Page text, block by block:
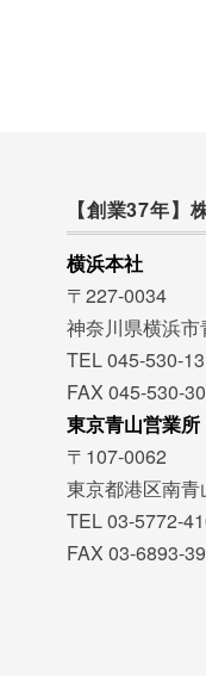
【創業37年
横浜本社
〒227-0034
神奈川県横浜
TEL 045-530-
FAX 045-530-
東京青山営業所
〒107-0062
東京都港区南
TEL 03-5772-
FAX 03-6893-